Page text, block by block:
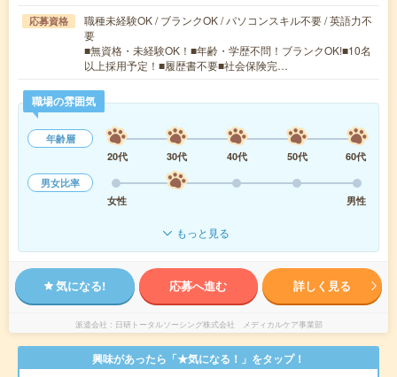
応募資格
職種未経験OK / ブランクOK / パソコンスキル不要 / 英語力不
要
■無資格・未経験OK！■年齢・学歴不問！ブランクOK!■10名
以上採用予定！■履歴書不要■社会保険完…
職場の雰囲気
年齢層
20代
30代 40代 50代
60代
男女比率
女性
男性
もっと見る
気になる! 応募へ進む 詳しく見る
派遣会社 日研トータルソーシング株式会社 メディカルケア事業部
興味があったら「★気になる！」をタップ！